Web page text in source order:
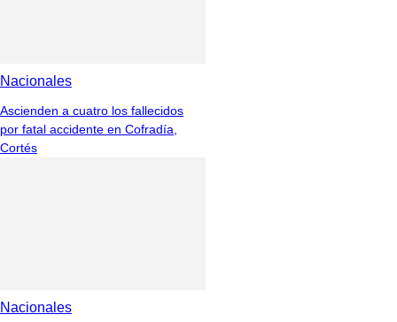
Nacionales
Ascienden a cuatro los fallecidos
por fatal accidente en Cofradía,
Cortés
Nacionales